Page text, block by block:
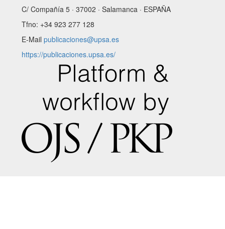
C/ Compañía 5 · 37002 · Salamanca · ESPAÑA
Tfno: +34 923 277 128
E-Mail publicaciones@upsa.es
https://publicaciones.upsa.es/